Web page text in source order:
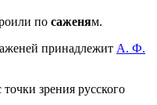
по саженям.
принадлежит А. Ф.
точки зрения русского